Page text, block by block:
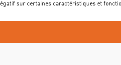
sur certaines caractéristiques et